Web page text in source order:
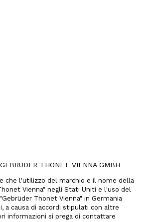
THONET VIENNA GMBH
che l'utilizzo del marchio e il nome della
Vienna" negli Stati Uniti e l'uso del
Thonet Vienna" in Germania
a causa di accordi stipulati con altre
informazioni si prega di contattare